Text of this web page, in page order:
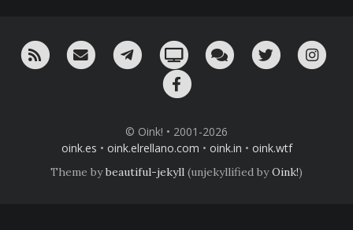
RSS ¡Mándame un email!¡Nuestro canal en Telegram!
Oink! TV Charla con nosotros
Twitter
© Oink! • 2001-2026
oink.es • oink.elrellano.com • oink.in • oink.wtf
Theme bybeautiful-jekyll (unjekyllified byOink!)